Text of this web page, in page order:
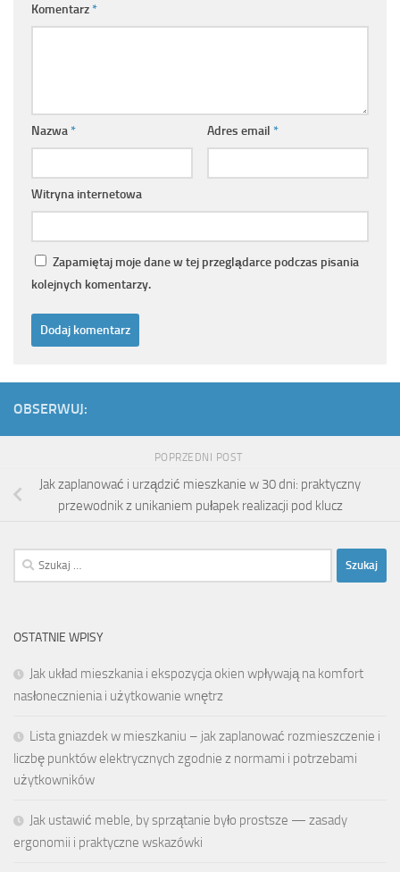
Komentarz*
Nazwa* Adres email *
Witryna internetowa
Zapamiętaj moje dane w tej przeglądarce podczas pisania
kolejnych komentarzy.
OBSERWUJ:
POPRZEDNI POST
Jak zaplanować i urządzić mieszkanie w 30 dni: praktyczny
przewodnik z unikaniem pułapek realizacji pod klucz
Szukaj:
OSTATNIE WPISY
Jak układ mieszkania i ekspozycja okien wpływają na komfort
nasłonecznienia i użytkowanie wnętrz
Lista gniazdek w mieszkaniu – jak zaplanować rozmieszczenie i
liczbę punktów elektrycznych zgodnie z normami i potrzebami
użytkowników
Jak ustawić meble, by sprzątanie było prostsze — zasady
ergonomii i praktyczne wskazówki